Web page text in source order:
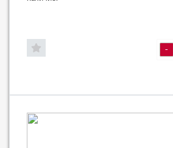
-